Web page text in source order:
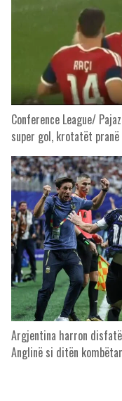
Conference League/
super gol, krotatët
Argjentina harron
Anglinë si ditën